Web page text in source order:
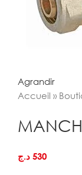
Agrandir
Accueil »
530 د.ج